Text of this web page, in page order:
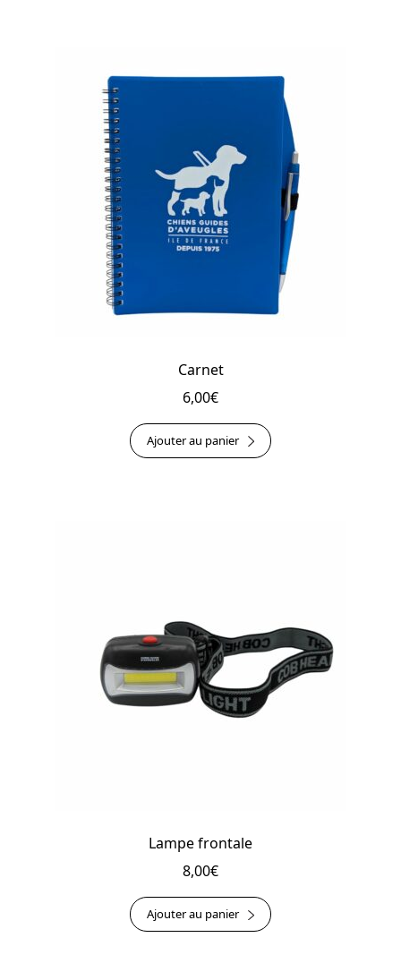
Carnet
6,00€
Ajouter au panier
Lampe frontale
8,00€
Ajouter au panier